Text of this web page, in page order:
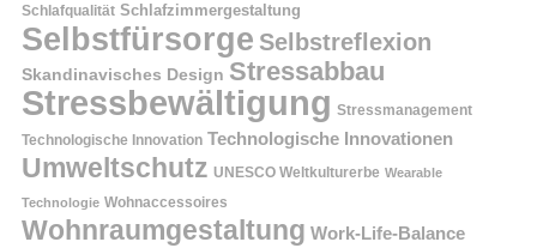
Schlafqualität Schlafzimmergestaltung
Selbstfürsorge Selbstreflexion
Skandinavisches Design Stressabbau
Stressbewältigung Stressmanagement
Technologische Innovation Technologische Innovationen
Umweltschutz UNESCO Weltkulturerbe Wearable
Technologie Wohnaccessoires
Wohnraumgestaltung Work-Life-Balance